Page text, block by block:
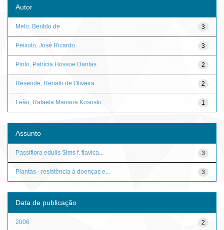
Autor
3
Melo, Berildo de
3
Peixoto, José Ricardo
2
Pinto, Patrícia Hossoe Dantas
2
Resende, Renato de Oliveira
1
Leão, Rafaela Mariana Kososki
Assunto
3
Passiflora edulis Sims f. flavica...
3
Plantas - resistência à doenças e...
Data de publicação
2
2006